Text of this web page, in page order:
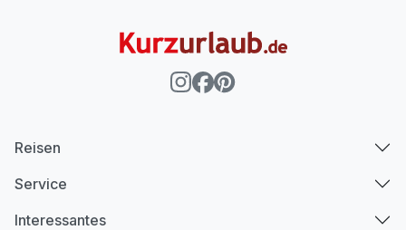
Reisen
Service
Interessantes